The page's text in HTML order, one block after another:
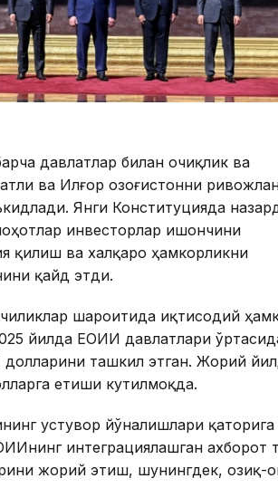
давлатлар билан очиқлик ва
ва Илғор Қозоғистонни
Янги Конституцияда
инвесторлар ишончини
қилиш ва халқаро ҳамкорликни
қайд этди.
шароитида иқтисодий
йилда ЕОИИ давлатлари
ташкил этган. Жорий
етиши кутилмоқда.
устувор йўналишлари
интеграциялашган ахборот
жорий этиш, шунингдек, озиқ-